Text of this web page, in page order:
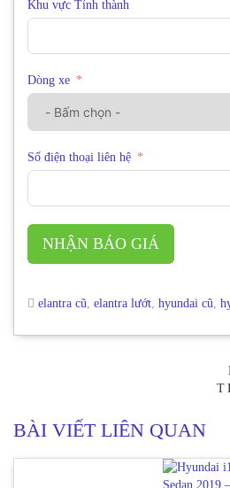
Khu vực Tỉnh thành
Dòng xe
Số điện thoại liên hệ
NHẬN BÁO GIÁ
elantra cũ, elantra lướt, hyundai cũ,
BÀI VIẾT LIÊN QUAN